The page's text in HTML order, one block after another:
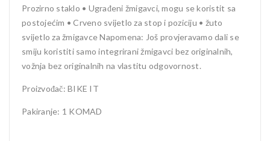
Prozirno staklo • Ugrađeni žmigavci, mogu se koristit sa
postojećim • Crveno svijetlo za stop i poziciju • žuto
svijetlo za žmigavce Napomena: Još provjeravamo dali se
smiju koristiti samo integrirani žmigavci bez originalnih,
vožnja bez originalnih na vlastitu odgovornost.
Proizvođač: BIKE IT
Pakiranje: 1 KOMAD